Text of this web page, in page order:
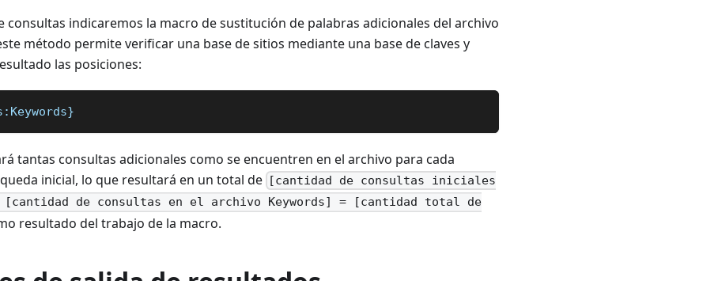
consultas indicaremos la macro de sustitución de palabras adicionales del archivo
método permite verificar una base de sitios mediante una base de claves y
las posiciones:
tantas consultas adicionales como se encuentren en el archivo para cada
inicial, lo que resultará en un total de [cantidad de consultas iniciales
de consultas en el archivo Keywords] = [cantidad total de
resultado del trabajo de la macro.